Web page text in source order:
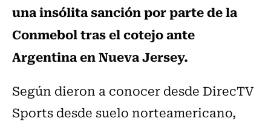
una insólita sanción por parte de la
Conmebol tras el cotejo ante
Argentina en Nueva Jersey.
Según dieron a conocer desde DirecTV
Sports desde suelo norteamericano,